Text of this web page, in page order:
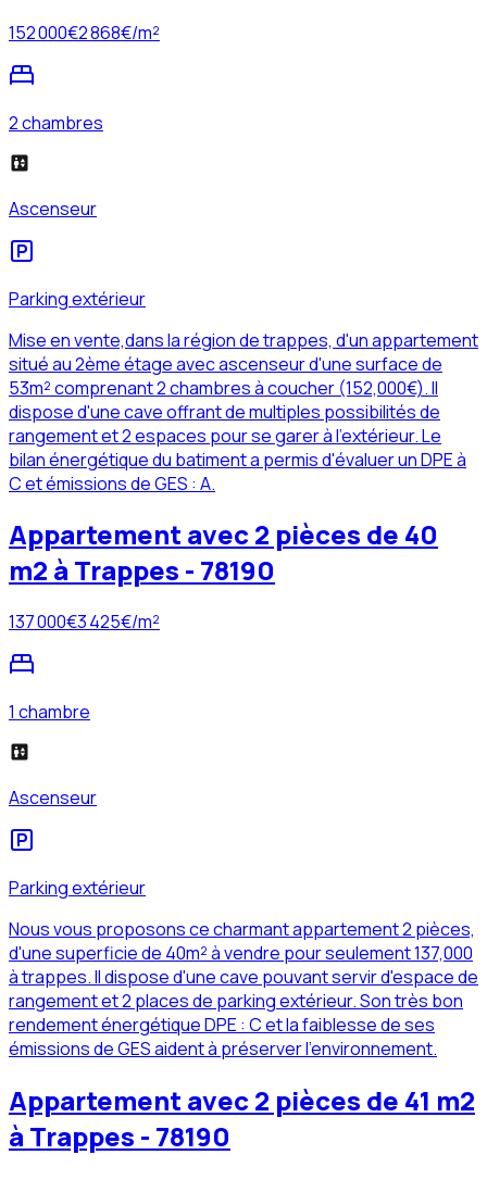
152 000€2 868€/m²
2 chambres
Ascenseur
Parking extérieur
Mise en vente,dans la région de trappes, d'un appartement
situé au 2ème étage avec ascenseur d'une surface de
53m² comprenant 2 chambres à coucher (152,000€). Il
dispose d'une cave offrant de multiples possibilités de
rangement et 2 espaces pour se garer à l'extérieur. Le
bilan énergétique du batiment a permis d'évaluer un DPE à
C et émissions de GES : A.
Appartement avec 2 pièces de 40
m2 à Trappes - 78190
137 000€3 425€/m²
1 chambre
Ascenseur
Parking extérieur
Nous vous proposons ce charmant appartement 2 pièces,
d'une superficie de 40m² à vendre pour seulement 137,000
à trappes. Il dispose d'une cave pouvant servir d'espace de
rangement et 2 places de parking extérieur. Son très bon
rendement énergétique DPE : C et la faiblesse de ses
émissions de GES aident à préserver l'environnement.
Appartement avec 2 pièces de 41 m2
à Trappes - 78190